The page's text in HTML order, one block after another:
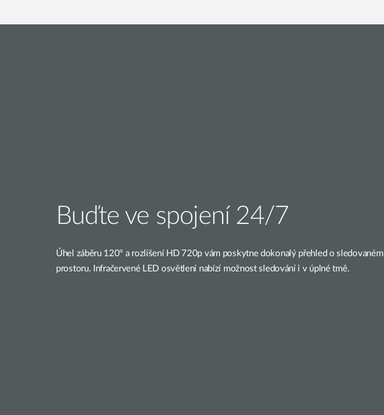
Buďte ve spojení 24/7
Úhel záběru 120° a rozlišení HD 720p vám poskytne dokonalý přehled o sledovaném
prostoru. Infračervené LED osvětlení nabízí možnost sledování i v úplné tmě.